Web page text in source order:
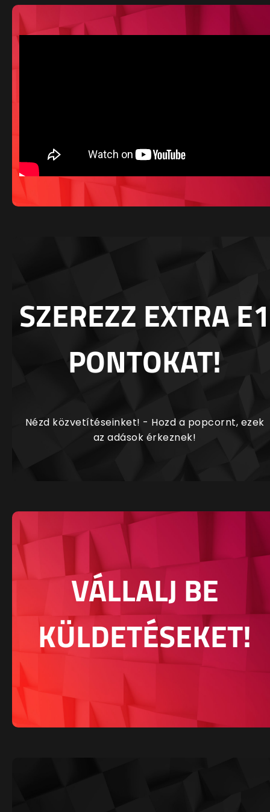
SZEREZZ EXTRA E1
PONTOKAT!
Nézd közvetítéseinket! - Hozd a popcornt, ezek
az adások érkeznek!
VÁLLALJ BE
KÜLDETÉSEKET!